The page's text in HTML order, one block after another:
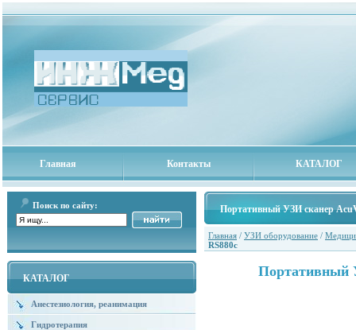
Главная Контакты КАТАЛОГ
Поиск по сайту:
КАТАЛОГ
Анестезиология, реанимация
Гидротерапия
Портативный УЗИ сканер
Главная / УЗИ оборудование /
RS880c
Портативный